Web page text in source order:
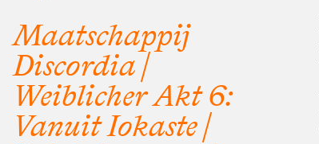
Maatschappij
Discordia |
Weiblicher Akt 6:
Vanuit Iokaste |